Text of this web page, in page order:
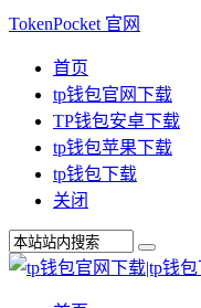
TokenPocket 官网
首页
tp钱包官网下载
TP钱包安卓下载
tp钱包苹果下载
tp钱包下载
关闭